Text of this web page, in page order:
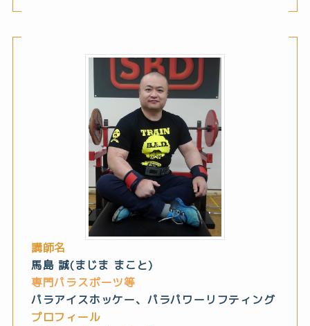
講師名
馬島 誠(まじま まこと)
専門パラスポーツ等
パラアイスホッケー、パラパワーリフティング
プロフィール